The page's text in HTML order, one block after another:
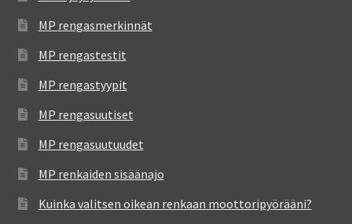
MP rengasmerkinnät
MP rengastestit
MP rengastyypit
MP rengasuutiset
MP rengasuutuudet
MP renkaiden sisäänajo
Kuinka valitsen oikean renkaan moottoripyörääni?